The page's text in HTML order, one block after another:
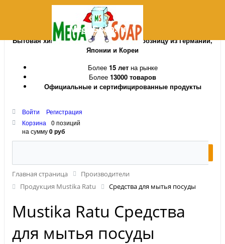
MegaSoap.ru
Бытовая химия и косметика оптом и в розницу из Германии,
Японии и Кореи
Более 15 летна рынке
Более 13000 товаров
Официальные и сертифицированные продукты
Войти
Регистрация
Корзина
0 позиций
на сумму0 руб
Главная страница
Производители
Продукция Mustika Ratu
Средства для мытья посуды
Mustika Ratu Средства
для мытья посуды